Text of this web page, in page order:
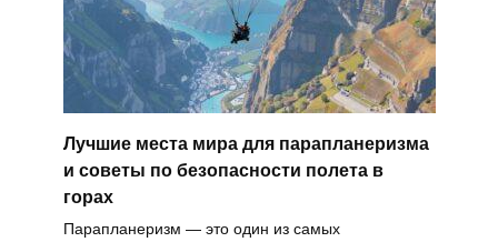
Лучшие места мира для парапланеризма
и советы по безопасности полета в
горах
Парапланеризм — это один из самых